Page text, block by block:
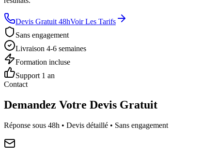
Devis Gratuit 48hVoir Les Tarifs
Sans engagement
Livraison 4-6 semaines
Formation incluse
Support 1 an
Contact
Demandez Votre Devis Gratuit
Réponse sous 48h • Devis détaillé • Sans engagement